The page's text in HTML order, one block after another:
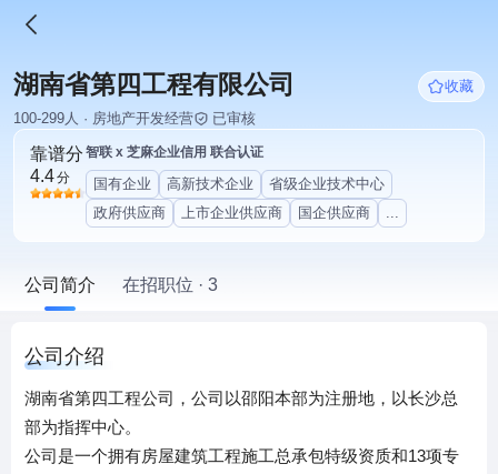
湖南省第四工程有限公司
收藏
100-299人 · 房地产开发经营
已审核
靠谱分
4.4分
智联 x 芝麻企业信用 联合认证
国有企业 高新技术企业
省级企业技术中心
政府供应商
上市企业供应商 国企供应商 ...
公司简介 在招职位 · 3
公司介绍
湖南省第四工程公司，公司以邵阳本部为注册地，以长沙总
部为指挥中心。
公司是一个拥有房屋建筑工程施工总承包特级资质和13项专